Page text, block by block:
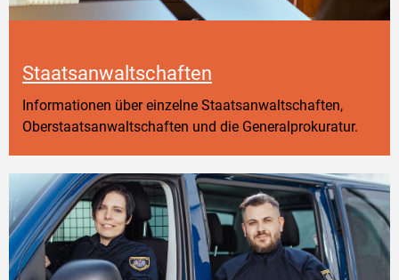
Staatsanwaltschaften
Informationen über einzelne Staatsanwaltschaften,
Oberstaatsanwaltschaften und die Generalprokuratur.